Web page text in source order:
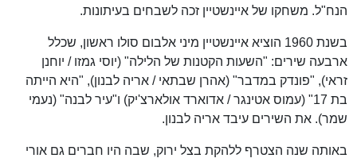
הנח"ל. משחקו של איינשטיין זכה לשבחים בעיתונות.
בשנת 1960 הוציא איינשטיין מיני אלבום סולו ראשון, שכלל
ארבעה שירים: "השעות הקטנות של הלילה" (יוסי גמזו / יוחנן
זראי), "פונדק במדבר" (אהרן שבתאי / אריה לבנון), "היא הייתה
בת 17" (עמוס אטינגר / אדוארד אולארצ'יק) ו"עיר לבנה" (נעמי
שמר). את השירים עיבד אריה לבנון.
באותה שנה הצטרף ללהקת בצל ירוק, שבה היו חברים גם אורי